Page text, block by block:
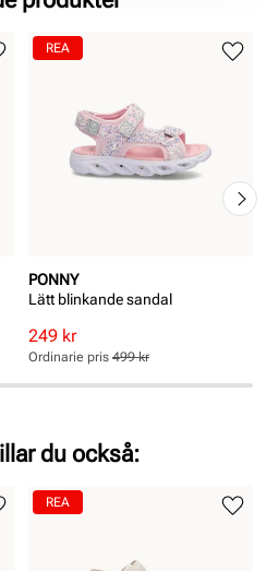
PONNY
Lätt blinkande sandal
Rabatterat
pris
Pris
249 kr
Ordinarie
pris
Pris
Ordinarie pris 499 kr
REA
du också:
REA